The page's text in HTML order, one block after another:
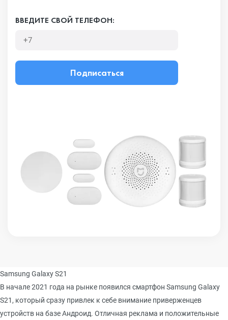
ВВЕДИТЕ СВОЙ ТЕЛЕФОН:
Подписаться
Samsung Galaxy S21
В начале 2021 года на рынке появился смартфон Samsung Galaxy
S21, который сразу привлек к себе внимание приверженцев
устройств на базе Андроид. Отличная реклама и положительные